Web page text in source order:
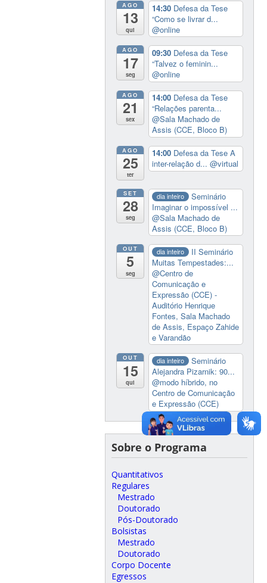
AGO
13
qui
14:30 Defesa da Tese
“Como se livrar d...
@online
AGO
17
seg
09:30 Defesa da Tese
“Talvez o feminin...
@online
AGO
21
sex
14:00 Defesa da Tese
“Relações parenta...
@Sala Machado de
Assis (CCE, Bloco B)
AGO
25
ter
14:00 Defesa da Tese A
inter-relação d...@virtual
SET
28
seg
dia inteiro
Seminário
Imaginar o impossível ...
@Sala Machado de
Assis (CCE, Bloco B)
OUT
5
seg
dia inteiro
II Seminário
Muitas Tempestades:...
@Centro de
Comunicação e
Expressão (CCE) -
Auditório Henrique
Fontes, Sala Machado
de Assis, Espaço Zahide
e Varandão
OUT
15
qui
dia inteiro
Seminário
Alejandra Pizarnik: 90...
@modo híbrido, no
Centro de Comunicação
e Expressão (CCE)
Sobre o Programa
Quantitativos
Regulares
Mestrado
Doutorado
Pós-Doutorado
Bolsistas
Mestrado
Doutorado
Corpo Docente
Egressos